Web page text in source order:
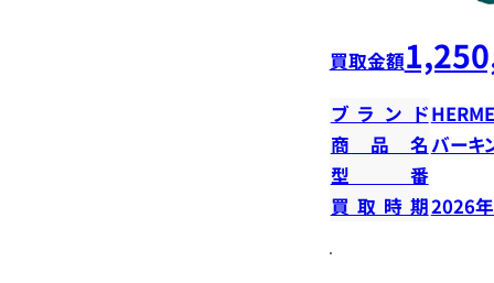
買取金額
ブランド
商品名 バーキ
型番
買取時期2026